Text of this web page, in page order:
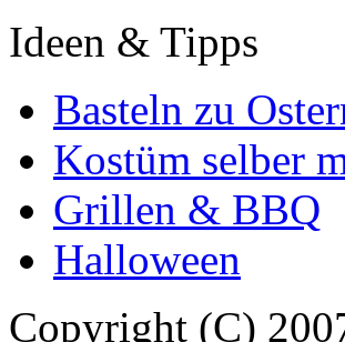
Ideen & Tipps
Basteln zu
Kostüm selber
Grillen & BBQ
Halloween
Copyright (C)